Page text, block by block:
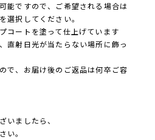
能ですので、ご希望される場合は
選択してください。
コートを塗って仕上げています
直射日光が当たらない場所に飾っ
で、お届け後のご返品は何卒ご容
いましたら、
い。